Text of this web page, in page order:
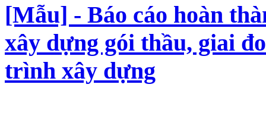
[Mẫu] - Báo cáo hoàn
xây dựng gói thầu, giai
trình xây dựng